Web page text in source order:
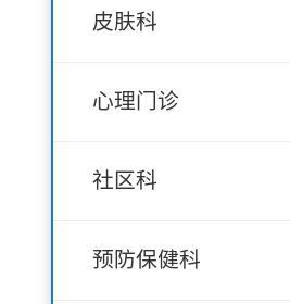
皮肤科
心理门诊
社区科
预防保健科